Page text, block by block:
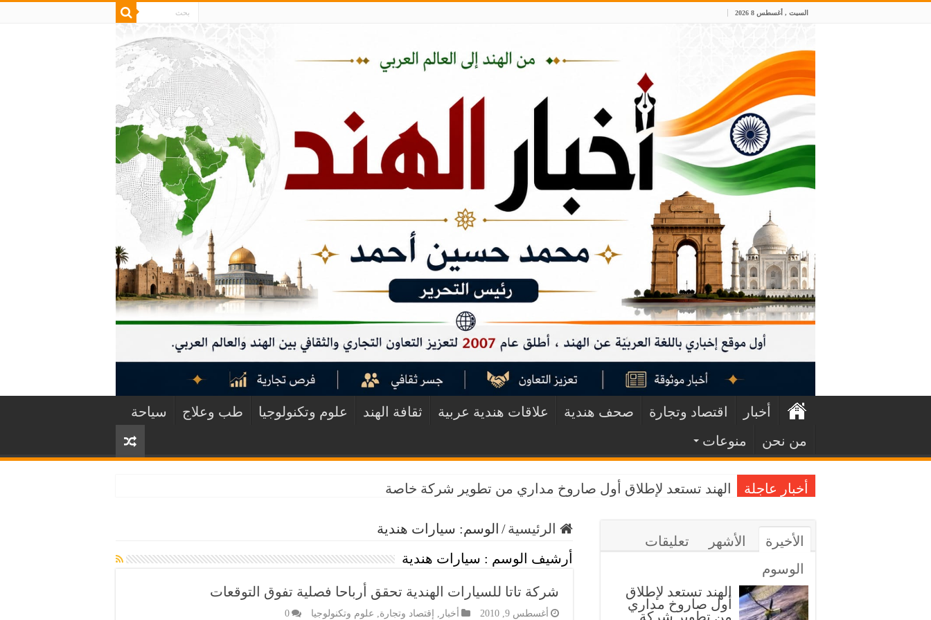
السبت , أغسطس 8 2026
أخبار اقتصاد وتجارة صحف هندية علاقات هندية عربية ثقافة الهند علوم وتكنولوجيا طب وعلاج
سياحة
من نحن
منوعات
أخبار عاجلة الهند تستعد لإطلاق أول صاروخ مداري من تطوير شركة خاصة
الرئيسية/ الوسم: سيارات هندية
أرشيف الوسم : سيارات هندية
شركة تاتا للسيارات الهندية تحقق أرباحا فصلية تفوق التوقعات
أغسطس 9, 2010 أخبار , إقتصاد وتجارة, علوم وتكنولوجيا 0
الأخيرة الأشهر
تعليقات
الوسوم
الهند تستعد لإطلاق
أول صاروخ مداري
من تطوير شركة